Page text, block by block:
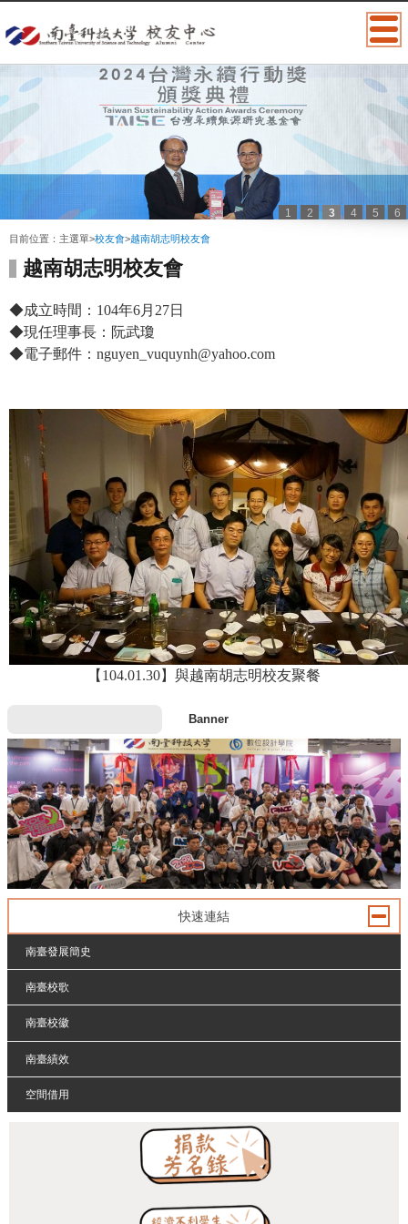
1 2 3 4 5
6
目前位置： 主選單>校友會>越南胡志明校友會
越南胡志明校友會
◆成立時間：104年6月27日
◆現任理事長：阮武瓊
◆電子郵件：nguyen_vuquynh@yahoo.com
【104.01.30】與越南胡志明校友聚餐
Banner
快速連結
南臺發展簡史
南臺校歌
南臺校徽
南臺績效
空間借用